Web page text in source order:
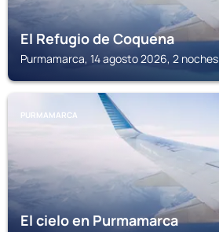
El Refugio de Coquena
Purmamarca, 14 agosto 2026, 2 noches
PURMAMARCA
El cielo en Purmamarca